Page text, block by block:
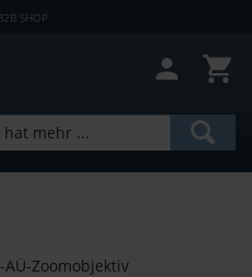
SHOP
AÜ-Zoomobjektiv
bis 4461,34 €